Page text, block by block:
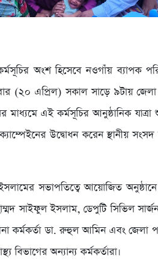
অংশ হিসেবে নওগাঁয় ব্যাপক
(২০ এপ্রিল) সকাল সাড়ে ৯টায় জেলা
মাধ্যমে এই কর্মসূচির আনুষ্ঠানিক যাত্রা
উদ্বোধন করেন স্থানীয়
সভাপতিত্বে আয়োজিত অনুষ্ঠানে
সাইফুল ইসলাম, ডেপুটি সিভিল
কর্মকর্তা ডা. রুহুল আমিন এবং জেলা
অন্যান্য কর্মকর্তারা।